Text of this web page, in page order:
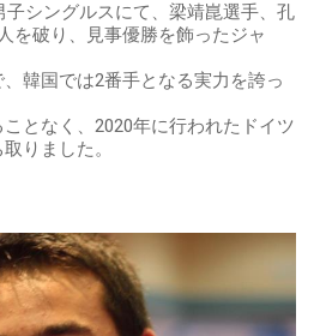
子シングルスにて、梁靖崑選手、孔
を破り、見事優勝を飾ったジャ
韓国では2番手となる実力を誇っ
となく、2020年に行われたドイツ
りました。